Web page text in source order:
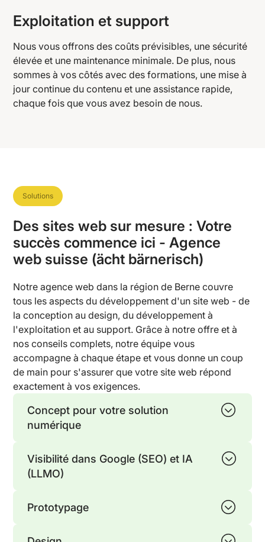
Exploitation et support
Nous vous offrons des coûts prévisibles, une sécurité
élevée et une maintenance minimale. De plus, nous
sommes à vos côtés avec des formations, une mise à
jour continue du contenu et une assistance rapide,
chaque fois que vous avez besoin de nous.
Solutions
Des sites web sur mesure : Votre
succès commence ici - Agence
web suisse (ächt bärnerisch)
Notre agence web dans la région de Berne couvre
tous les aspects du développement d'un site web - de
la conception au design, du développement à
l'exploitation et au support. Grâce à notre offre et à
nos conseils complets, notre équipe vous
accompagne à chaque étape et vous donne un coup
de main pour s'assurer que votre site web répond
exactement à vos exigences.
Concept pour votre solution
numérique
Nous concevons des contenus structurés et des
navigations intuitives ainsi que des flux
d'utilisateurs et des parcours d'utilisateurs pour
et deviennent plus facilement des clients. Nos
expérience utilisateur convaincante.
Visibilité dans Google (SEO) et IA
(LLMO)
L'optimisation pour les moteurs de recherche
(SEO) et l'optimisation pour l'intelligence
Prototypage
Grâce à la mise en œuvre rapide de prototypes,